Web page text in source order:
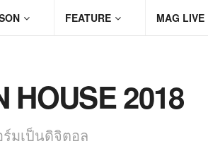
FEATURE MAG LIVE
HOUSE 2018
มเป็นดิจิตอล